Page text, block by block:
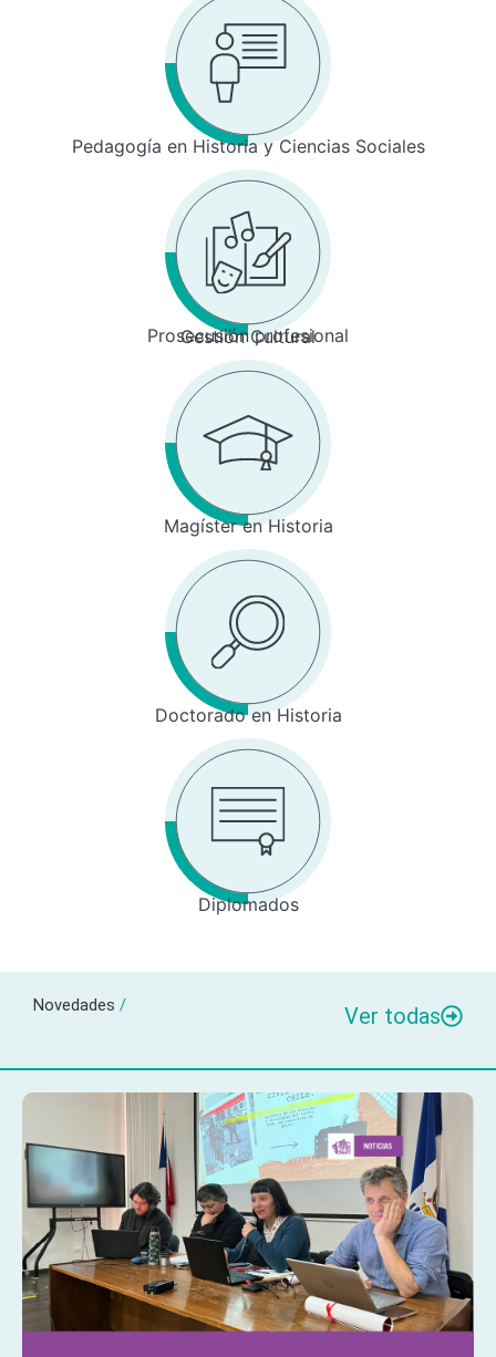
Pedagogía en Historia y Ciencias Sociales
Prosecusión profesional
Gestión Cultural
Magíster en Historia
Doctorado en Historia
Diplomados
Novedades / Ver todas